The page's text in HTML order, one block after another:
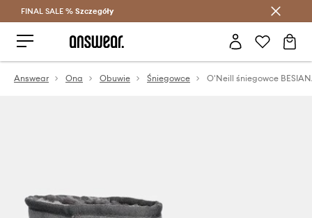
Oszczędzaj z Answear Club >
FINAL SALE % Szczegóły
Answear Ona Obuwie Śniegowce O'Neill śniegowce